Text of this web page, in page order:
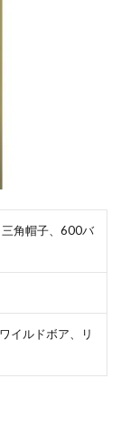
角帽子、600バ
イルドボア、リ